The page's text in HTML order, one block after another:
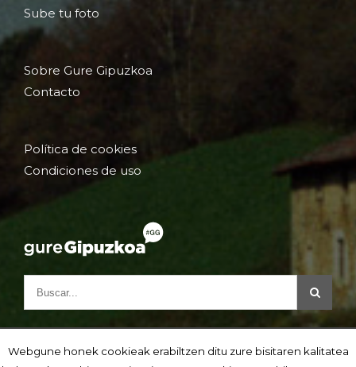
Sube tu foto
Sobre Gure Gipuzkoa
Contacto
Política de cookies
Condiciones de uso
Webgune honek cookieak erabiltzen ditu zure bisitaren kalitatea